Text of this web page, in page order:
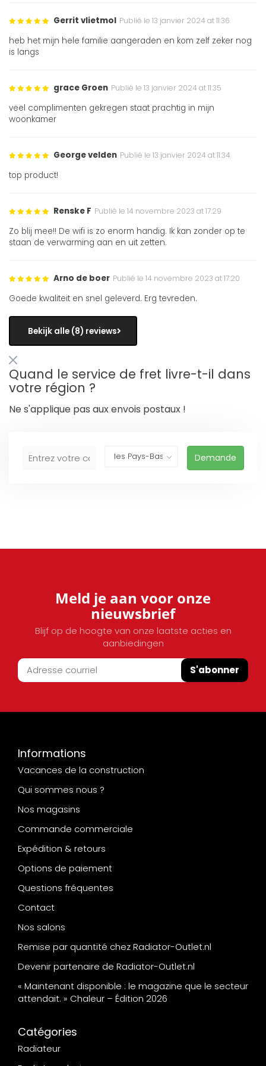
Gerrit vlietmol Publié le 13 janvier 2024 at 11:36
heb het mijn hele familie aangeraden en kom zelf zeker nog
is langs
grace Groen Publié le 13 janvier 2024 at 11:35
veel complimenten gekregen staat prachtig in mijn
woonkamer
George velden Publié le 13 janvier 2024 at 11:34
top product!
Renske F Publié le 14 novembre 2023 at 17:29
Zo blij mee!! De wifi is zo enorm handig. Ik kan zonder op te
staan de verwarming aan en uit zetten.
Arno de boer Publié le 14 novembre 2023 at 17:20
Goede kwaliteit en snel geleverd. Erg tevreden.
Bekijk alle (8) reviews
Quand le service de fret livre-t-il dans
votre région ?
Ne s'applique pas aux envois postaux !
Demande
Meld je aan voor onze
nieuwsbrief
Blijf op de hoogte van onze laatste acties en
aanbiedingen
S'abonner
Informations
Vacances de la construction
Qui sommes nous ?
Nos magasins
Commande commerciale
Expédition & retours
Options de paiement
Questions fréquentes
Contact
Nos salons
Remise par quantité chez Radiator-Outlet.nl
Devenir partenaire de Radiator-Outlet.nl
« Maintenant disponible : le magazine que le secteur
attendait. » Chaleur – Édition 2026
Catégories
Radiateur